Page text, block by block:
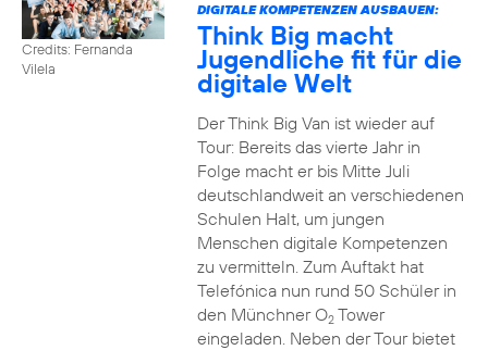
Credits: Fernanda
Vilela
DIGITALE KOMPETENZEN AUSBAUEN:
Think Big macht
Jugendliche fit für die
digitale Welt
Der Think Big Van ist wieder auf
Tour: Bereits das vierte Jahr in
Folge macht er bis Mitte Juli
deutschlandweit an verschiedenen
Schulen Halt, um jungen
Menschen digitale Kompetenzen
zu vermitteln. Zum Auftakt hat
Telefónica nun rund 50 Schüler in
den Münchner O2Tower
eingeladen. Neben der Tour bietet